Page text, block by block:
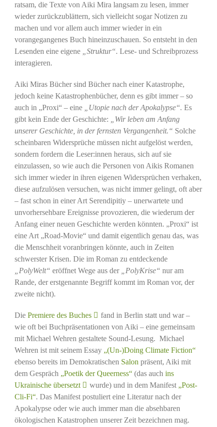
ratsam, die Texte von Aiki Mira langsam zu lesen, immer
wieder zurückzublättern, sich vielleicht sogar Notizen zu
machen und vor allem auch immer wieder in ein
vorangegangenes Buch hineinzuschauen. So entsteht in den
Lesenden eine eigene
„Struktur“. Lese- und Schreibprozess
interagieren.
Aiki Miras Bücher sind Bücher nach einer Katastrophe,
jedoch keine Katastrophenbücher, denn es gibt immer – so
auch in „Proxi“ – eine
„Utopie nach der Apokalypse“. Es
gibt kein Ende der Geschichte:
„Wir leben am Anfang
unserer Geschichte, in der fernsten Vergangenheit.“ Solche
scheinbaren Widersprüche müssen nicht aufgelöst werden,
sondern fordern die Leser:innen heraus, sich auf sie
einzulassen, so wie auch die Personen von Aikis Romanen
sich immer wieder in ihren eigenen Widersprüchen verhaken,
diese aufzulösen versuchen, was nicht immer gelingt, oft aber
– fast schon in einer Art Serendipitiy – unerwartete und
unvorhersehbare Ereignisse provozieren, die wiederum der
Anfang einer neuen Geschichte werden könnten. „Proxi“ ist
eine Art „Road-Movie“ und damit eigentlich genau das, was
die Menschheit voranbringen könnte, auch in Zeiten
schwerster Krisen. Die im Roman zu entdeckende
„PolyWelt“ eröffnet Wege aus der „PolyKrise“ nur am
Rande, der erstgenannte Begriff kommt im Roman vor, der
zweite nicht).
Die Premiere des Buches
fand in Berlin statt und war –
wie oft bei Buchpräsentationen von Aiki – eine gemeinsam
mit Michael Wehren gestaltete Sound-Lesung. Michael
Wehren ist mit seinem Essay „(Un-)Doing Climate Fiction“
ebenso bereits im Demokratischen Salon präsent, Aiki mit
dem Gespräch „Poetik der Queerness“(das auch ins
Ukrainische übersetzt
wurde) und in dem Manifest „Post-
Cli-Fi“. Das Manifest postuliert eine Literatur nach der
Apokalypse oder wie auch immer man die absehbaren
ökologischen Katastrophen unserer Zeit bezeichnen mag.